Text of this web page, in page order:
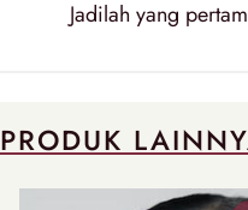
Jadilah yang
PRODUK